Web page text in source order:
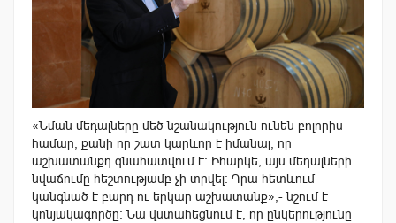
«Նման մեդալները մեծ նշանակություն ունեն բոլորիս
համար, քանի որ շատ կարևոր է իմանալ, որ
աշխատանքդ գնահատվում է։ Իհարկե, այս մեդալների
նվաճումը հեշտությամբ չի տրվել։ Դրա հետևում
կանգնած է բարդ ու երկար աշխատանք»,- նշում է
կոնյակագործը:Նա վստահեցնում է, որ ընկերությունը